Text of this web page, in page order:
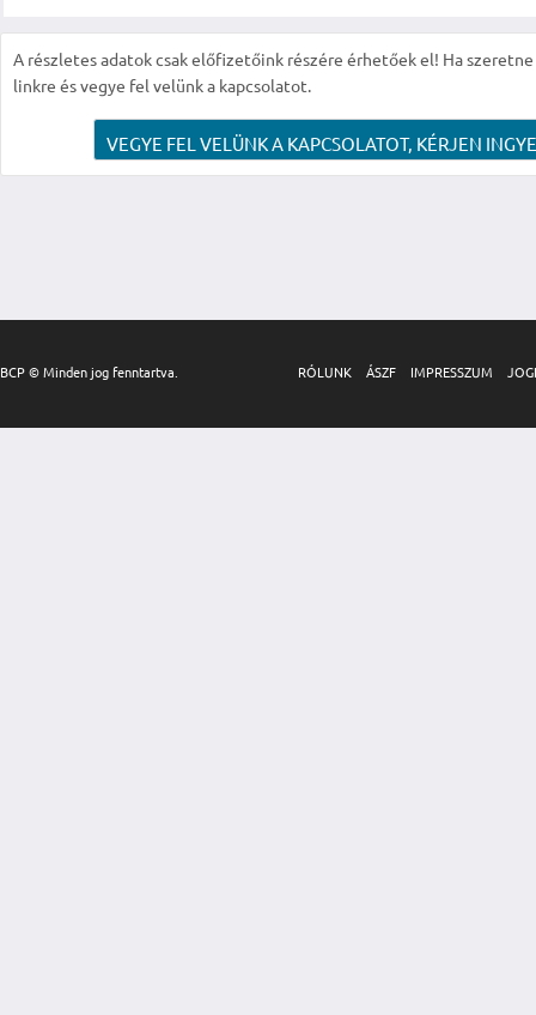
A részletes adatok csak előfizetőink részére érhetőek el! Ha
linkre és vegye fel velünk a kapcsolatot.
VEGYE FEL VELÜNK A KAPCSOLATOT, KÉRJEN
BCP © Minden jog fenntartva. RÓLUNK ÁSZF IMPRESSZUM